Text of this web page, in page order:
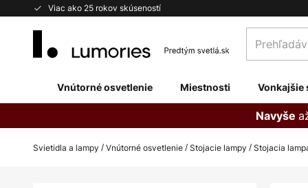
Viac ako 25 rokov skúseností
Skip
obchod
Vnútorné osvetlenie Miestnosti Vonkajšie
Navyše
Svietidla a lampy Vnútorné osvetlenie Stojacie lampy Stojacia